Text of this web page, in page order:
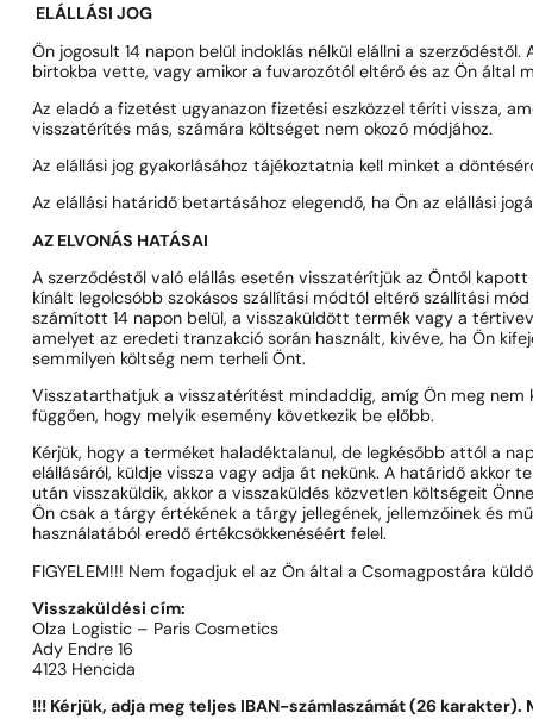
ELÁLLÁSI JOG
Ön jogosult 14 napon belül indoklás nélkül elállni a
birtokba vette, vagy amikor a fuvarozótól eltérő és az Ön által
Az eladó a fizetést ugyanazon fizetési eszközzel téríti vissza,
visszatérítés más, számára költséget nem okozó módjához.
Az elállási jog gyakorlásához tájékoztatnia kell minket a
Az elállási határidő betartásához elegendő, ha Ön az elállási
AZ ELVONÁS HATÁSAI
A szerződéstől való elállás esetén visszatérítjük az Öntől
kínált legolcsóbb szokásos szállítási módtól eltérő szállítási
számított 14 napon belül, a visszaküldött termék vagy a
amelyet az eredeti tranzakció során használt, kivéve, ha Ön
semmilyen költség nem terheli Önt.
Visszatarthatjuk a visszatérítést mindaddig, amíg Ön meg
függően, hogy melyik esemény következik be előbb.
Kérjük, hogy a terméket haladéktalanul, de legkésőbb attól a
elállásáról, küldje vissza vagy adja át nekünk. A határidő akkor
után visszaküldik, akkor a visszaküldés közvetlen költségeit
Ön csak a tárgy értékének a tárgy jellegének, jellemzőinek és
használatából eredő értékcsökkenéséért felel.
FIGYELEM!!! Nem fogadjuk el az Ön által a Csomagpostára
Visszaküldési cím:
Olza Logistic – Paris Cosmetics
Ady Endre 16
4123 Hencida
!!! Kérjük, adja meg teljes IBAN-számlaszámát (26